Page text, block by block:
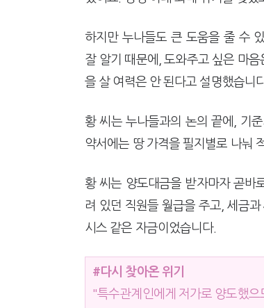
하지만 누나들도 큰 도움을 줄 수
잘 알기 때문에, 도와주고 싶은 마
을 살 여력은 안 된다고 설명했습니
황 씨는 누나들과의 논의 끝에, 기
약서에는 땅 가격을 필지별로 나눠
황 씨는 양도대금을 받자마자 곧바
려 있던 직원들 월급을 주고, 세금
시스 같은 자금이었습니다.
#다시 찾아온 위기
"특수관계인에게 저가로 양도했